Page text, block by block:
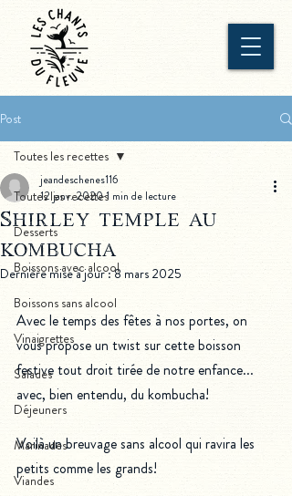
Post
Toutes les recettes
Desserts
Boissons avec alcool
Boissons sans alcool
Vinaigrettes
Salades
Déjeuners
Marinades
Viandes
Toutes les recettes
Shirley temple au
kombucha
jeandeschenes116
12 janv. 20201 min de lecture
Dernière mise à jour :8 mars 2025
Avec le temps des fêtes à nos portes, on
vous propose un twist sur cette boisson
festive tout droit tirée de notre enfance...
avec, bien entendu, du kombucha!
Voilà un breuvage sans alcool qui ravira les
petits comme les grands!